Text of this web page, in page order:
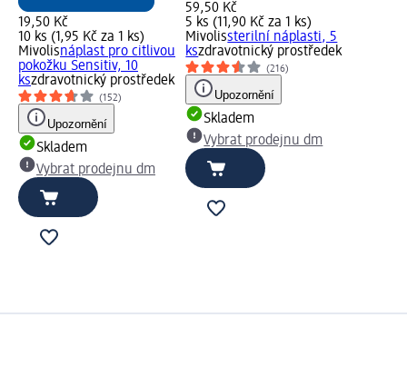
19,50 Kč
10 ks (1,95 Kč za 1 ks)
Mivolisnáplast pro citlivou
pokožku Sensitiv, 10
kszdravotnický prostředek
(152)
Upozornění
Skladem
Vybrat prodejnu dm
59,50 Kč
5 ks (11,90 Kč za 1 ks)
Mivolissterilní náplasti, 5
kszdravotnický prostředek
(216)
Upozornění
Skladem
Vybrat prodejnu dm